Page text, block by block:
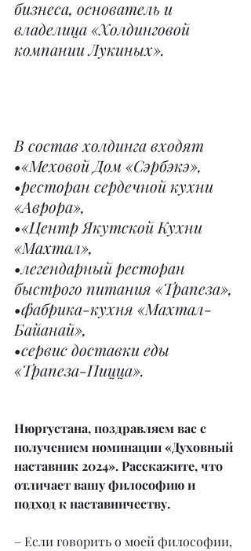
бизнеса, основатель и
владелица «Холдинговой
компании Лукиных».
В состав холдинга входят
•«Меховой Дом «Сэрбэкэ»,
•ресторан сердечной кухни
«Аврора»,
•«Центр Якутской Кухни
«Махтал»,
•легендарный ресторан
быстрого питания «Трапеза»,
•фабрика-кухня «Махтал-
Байанай»,
•сервис доставки еды
«Трапеза-Пицца».
Нюргустана, поздравляем вас с
получением номинации «Духовный
наставник 2024». Расскажите, что
отличает вашу философию и
подход к наставничеству.
– Если говорить о моей философии,